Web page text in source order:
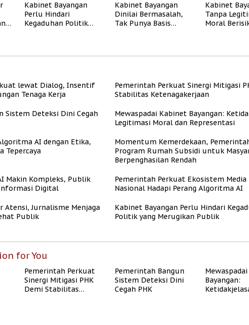
Masyarakat
Berpenghasilan
Rendah
Kabinet Bayangan
Perlu Hindari
Kegaduhan Politik
Kabinet Bayangan
Dinilai Bermasalah,
Tak Punya Basis
Kabinet
Tanpa
Moral
lewat Dialog, Insentif
Tenaga Kerja
Pemerintah Perkuat Sinergi Mitigasi
Stabilitas Ketenagakerjaan
Sistem Deteksi Dini Cegah
Mewaspadai Kabinet Bayangan:
Legitimasi Moral dan Representasi
AI dengan Etika,
Tepercaya
Momentum Kemerdekaan,
Program Rumah Subsidi untuk
Berpenghasilan Rendah
Makin Kompleks, Publik
Digital
Pemerintah Perkuat Ekosistem
Nasional Hadapi Perang Algoritma AI
Atensi, Jurnalisme Menjaga
Publik
Kabinet Bayangan Perlu Hindari
Politik yang Merugikan Publik
for You
Pemerintah Perkuat
Sinergi Mitigasi PHK
Demi Stabilitas
Pemerintah Bangun
Sistem Deteksi Dini
Cegah PHK
Bayangan: